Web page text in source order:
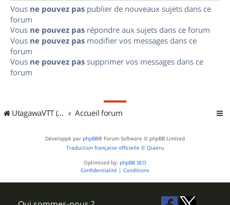
Vous ne pouvez pas publier de nouveaux sujets dans ce
forum
Vous ne pouvez pas répondre aux sujets dans ce forum
Vous ne pouvez pas modifier vos messages dans ce
forum
Vous ne pouvez pas supprimer vos messages dans ce
forum
UtagawaVTT (Randos VTT et VTTAE avec traces GPS) Accueil forum
Développé par phpBB® Forum Software © phpBB Limited
Traduction française officielle © Qiaeru
Optimized by: phpBB SEO
Confidentialité | Conditions